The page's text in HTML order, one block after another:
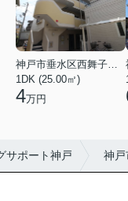
神戸市垂水区西舞子２丁目
1DK (25.00㎡)
4万円
サポート神戸 神戸